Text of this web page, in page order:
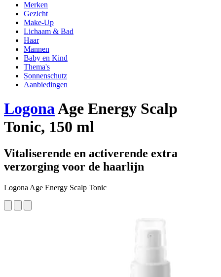
Merken
Gezicht
Make-Up
Lichaam & Bad
Haar
Mannen
Baby en Kind
Thema's
Sonnenschutz
Aanbiedingen
LogonaAge Energy Scalp
Tonic, 150 ml
Vitaliserende en activerende extra
verzorging voor de haarlijn
Logona Age Energy Scalp Tonic